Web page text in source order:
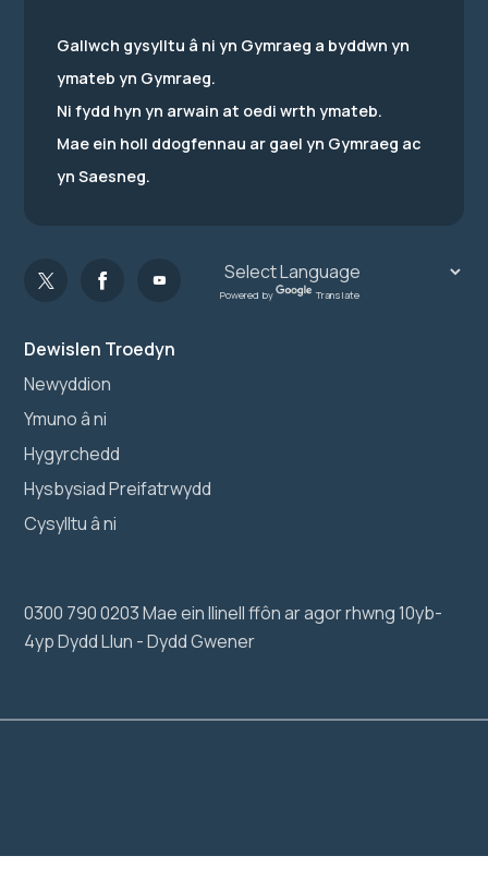
Dewislen Troedyn
Newyddion
Ymuno â ni
Hygyrchedd
Hysbysiad Preifatrwydd
Cysylltu â ni
0300 790 0203 Mae ein llinell ffôn ar agor rhwng 10yb-
4yp Dydd Llun - Dydd Gwener
Gallwch gysylltu â ni yn Gymraeg a byddwn yn
ymateb yn Gymraeg.
Ni fydd hyn yn arwain at oedi wrth ymateb.
Mae ein holl ddogfennau ar gael yn Gymraeg ac
yn Saesneg.
Powered by Translate